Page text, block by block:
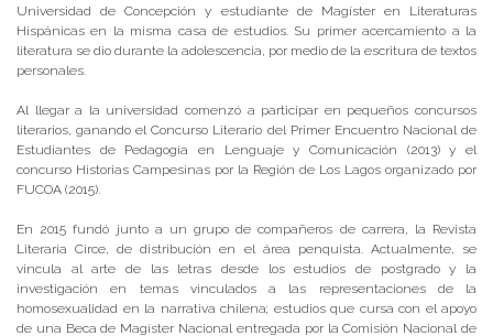
Universidad de Concepción y estudiante de Magíster en Literaturas
Hispánicas en la misma casa de estudios. Su primer acercamiento a la
literatura se dio durante la adolescencia, por medio de la escritura de textos
personales.
Al llegar a la universidad comenzó a participar en pequeños concursos
literarios, ganando el Concurso Literario del Primer Encuentro Nacional de
Estudiantes de Pedagogía en Lenguaje y Comunicación (2013) y el
concurso Historias Campesinas por la Región de Los Lagos organizado por
FUCOA (2015).
En 2015 fundó junto a un grupo de compañeros de carrera, la Revista
Literaria Circe, de distribución en el área penquista. Actualmente, se
vincula al arte de las letras desde los estudios de postgrado y la
investigación en temas vinculados a las representaciones de la
homosexualidad en la narrativa chilena; estudios que cursa con el apoyo
de una Beca de Magíster Nacional entregada por la Comisión Nacional de